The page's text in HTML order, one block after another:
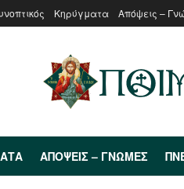
Κηρύγματα Απόψεις –
ΑΠΌΨΕΙΣ – ΓΝΏΜΕΣ